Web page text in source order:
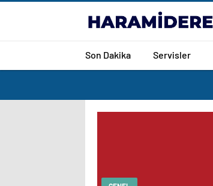
Son Dakika Servisler